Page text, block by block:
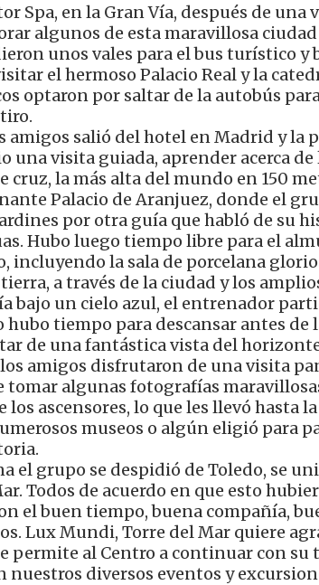
Spa, en la Gran Vía, después de
algunos de esta maravillosa ciudad
unos vales para el bus turístico y
el hermoso Palacio Real y la
optaron por saltar de la autobús
amigos salió del hotel en Madrid y la
una visita guiada, aprender acerca de
cruz, la más alta del mundo en 150
Palacio de Aranjuez, donde el
por otra guía que habló de su
Hubo luego tiempo libre para el
incluyendo la sala de porcelana
a través de la ciudad y los
bajo un cielo azul, el entrenador
tiempo para descansar antes de
de una fantástica vista del
amigos disfrutaron de una visita
algunas fotografías
los ascensores, lo que les llevó
museos o algún eligió para
el grupo se despidió de Toledo, se
Todos de acuerdo en que esto
el buen tiempo, buena compañía,
Lux Mundi, Torre del Mar quiere
permite al Centro a continuar con su
nuestros diversos eventos y